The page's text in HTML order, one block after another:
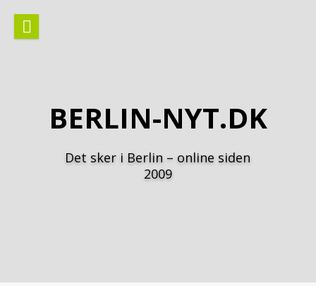
indhold
BERLIN-NYT.DK
Det sker i Berlin – online siden
2009